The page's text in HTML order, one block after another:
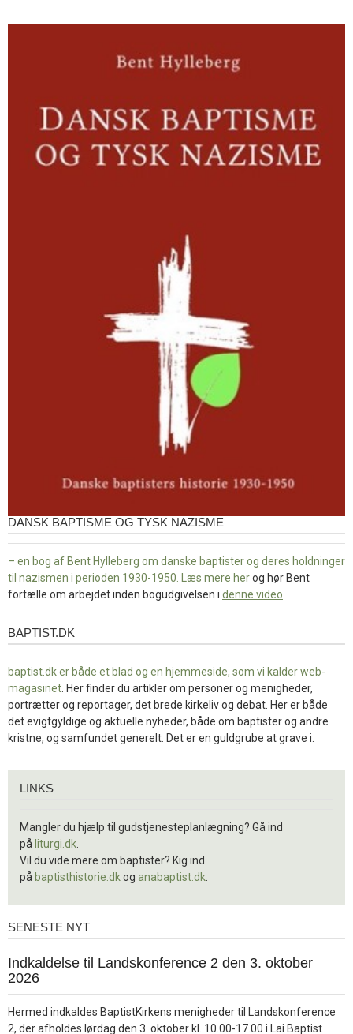
DANSK BAPTISME OG TYSK NAZISME
– en bog af Bent Hylleberg om danske baptister og deres holdninger
til nazismen i perioden 1930-1950. Læs mere herog hør Bent
fortælle om arbejdet inden bogudgivelsen i denne video
baptist.dk
BAPTIST.DK
baptist.dk er både et blad og en hjemmeside, som vi kalder web-
magasinet . Her finder du artikler om personer og menigheder,
portrætter og reportager, det brede kirkeliv og debat. Her er både
det evigtgyldige og aktuelle nyheder, både om baptister og andre
kristne, og samfundet generelt. Det er en guldgrube at grave i.
LINKS
Mangler du hjælp til gudstjenesteplanlægning? Gå ind
på liturgi.dk
Vil du vide mere om baptister? Kig ind
på baptisthistorie.dkog anabaptist.dk
Seneste
SENESTE NYT
jul.
Indkaldelse til Landskonference 2 den 3. oktober
2026
Hermed indkaldes BaptistKirkens menigheder til Landskonference
2, der afholdes lørdag den 3. oktober kl. 10.00-17.00 i Lai Baptist